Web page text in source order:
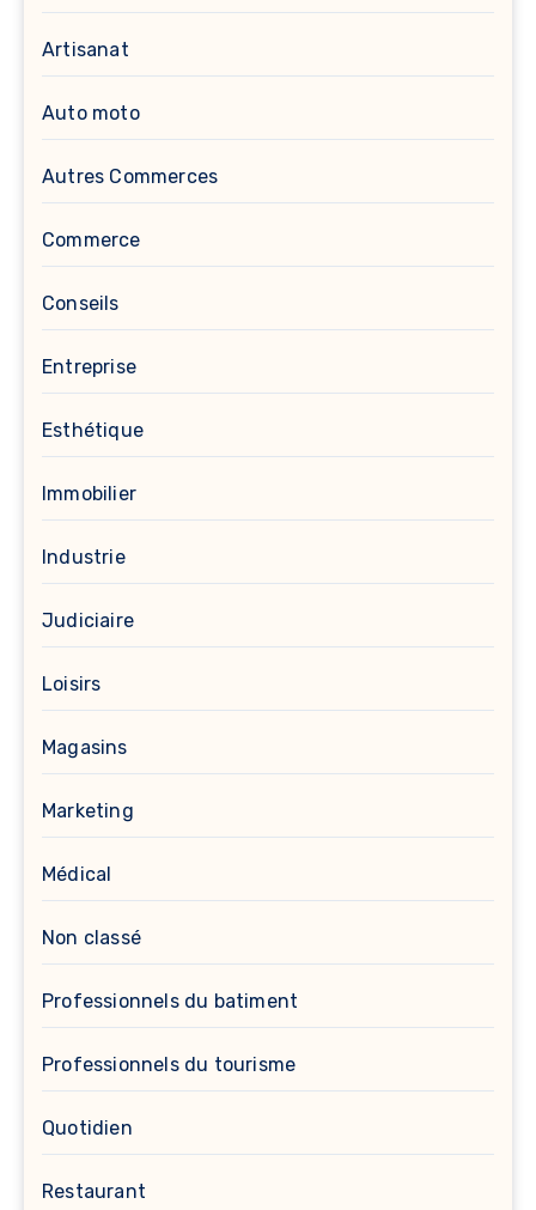
Artisanat
Auto moto
Autres Commerces
Commerce
Conseils
Entreprise
Esthétique
Immobilier
Industrie
Judiciaire
Loisirs
Magasins
Marketing
Médical
Non classé
Professionnels du batiment
Professionnels du tourisme
Quotidien
Restaurant